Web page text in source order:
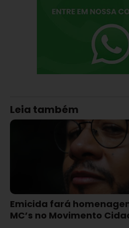
Leia também
Emicida fará
MC’s no Movimento